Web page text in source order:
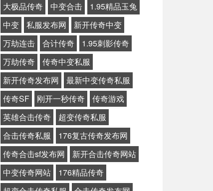
大极品传奇
中变合击
1.95精品玉兔
中变
私服发布网
新开传奇中变
万劫连击
合计传奇
1.95刺影传奇
万劫传奇
传奇中变私服
新开传奇发布网
最新中变传奇私服
传奇SF
刚开一秒传奇
传奇游戏
英雄合击传奇
超变传奇私服
合击传奇私服
176复古传奇发布网
传奇合击sf发布网
新开合击传奇网站
中变传奇网站
176精品传奇